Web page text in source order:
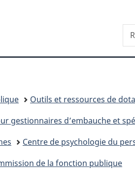
Invitations
sujet
HTML
Outils et ressources de
gestionnaires d’embauche et
Centre de psychologie du
de la fonction publique